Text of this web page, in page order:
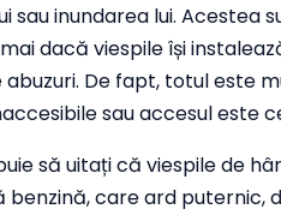
sau inundarea lui. Acestea
dacă viespile își
De fapt, totul este
sau accesul este
să uitați că viespile de
care ard puternic,